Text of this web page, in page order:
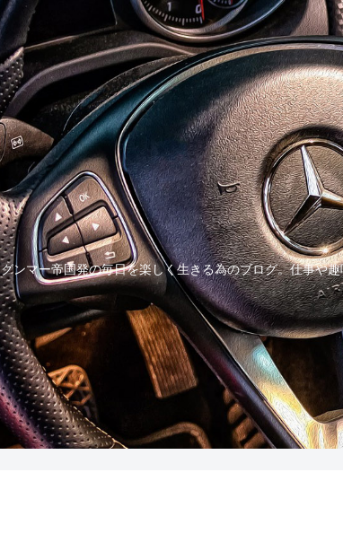
グンマー帝国発の毎日を楽しく生きる為のブログ。仕事や